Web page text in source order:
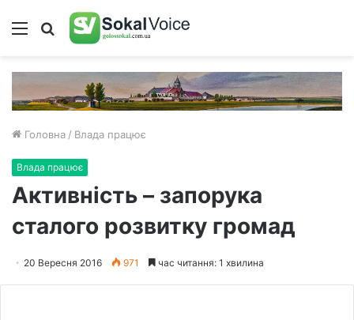
Меню Пошук
Головна / Влада працює
Влада працює
Активність – запорука
сталого розвитку громад
20 Вересня 2016 971 час читання: 1 хвилина